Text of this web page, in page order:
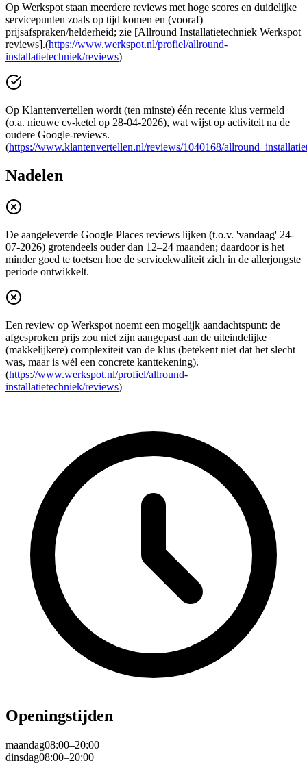
Op Werkspot staan meerdere reviews met hoge scores en duidelijke
servicepunten zoals op tijd komen en (vooraf)
prijsafspraken/helderheid; zie [Allround Installatietechniek Werkspot
reviews].(https://www.werkspot.nl/profiel/allround-
installatietechniek/reviews)
Op Klantenvertellen wordt (ten minste) één recente klus vermeld
(o.a. nieuwe cv-ketel op 28-04-2026), wat wijst op activiteit na de
oudere Google-reviews.
(https://www.klantenvertellen.nl/reviews/1040168/
Nadelen
De aangeleverde Google Places reviews lijken (t.o.v. 'vandaag' 24-
07-2026) grotendeels ouder dan 12–24 maanden; daardoor is het
minder goed te toetsen hoe de servicekwaliteit zich in de allerjongste
periode ontwikkelt.
Een review op Werkspot noemt een mogelijk aandachtspunt: de
afgesproken prijs zou niet zijn aangepast aan de uiteindelijke
(makkelijkere) complexiteit van de klus (betekent niet dat het slecht
was, maar is wél een concrete kanttekening).
(https://www.werkspot.nl/profiel/allround-
installatietechniek/reviews)
Openingstijden
maandag08:00–20:00
dinsdag08:00–20:00